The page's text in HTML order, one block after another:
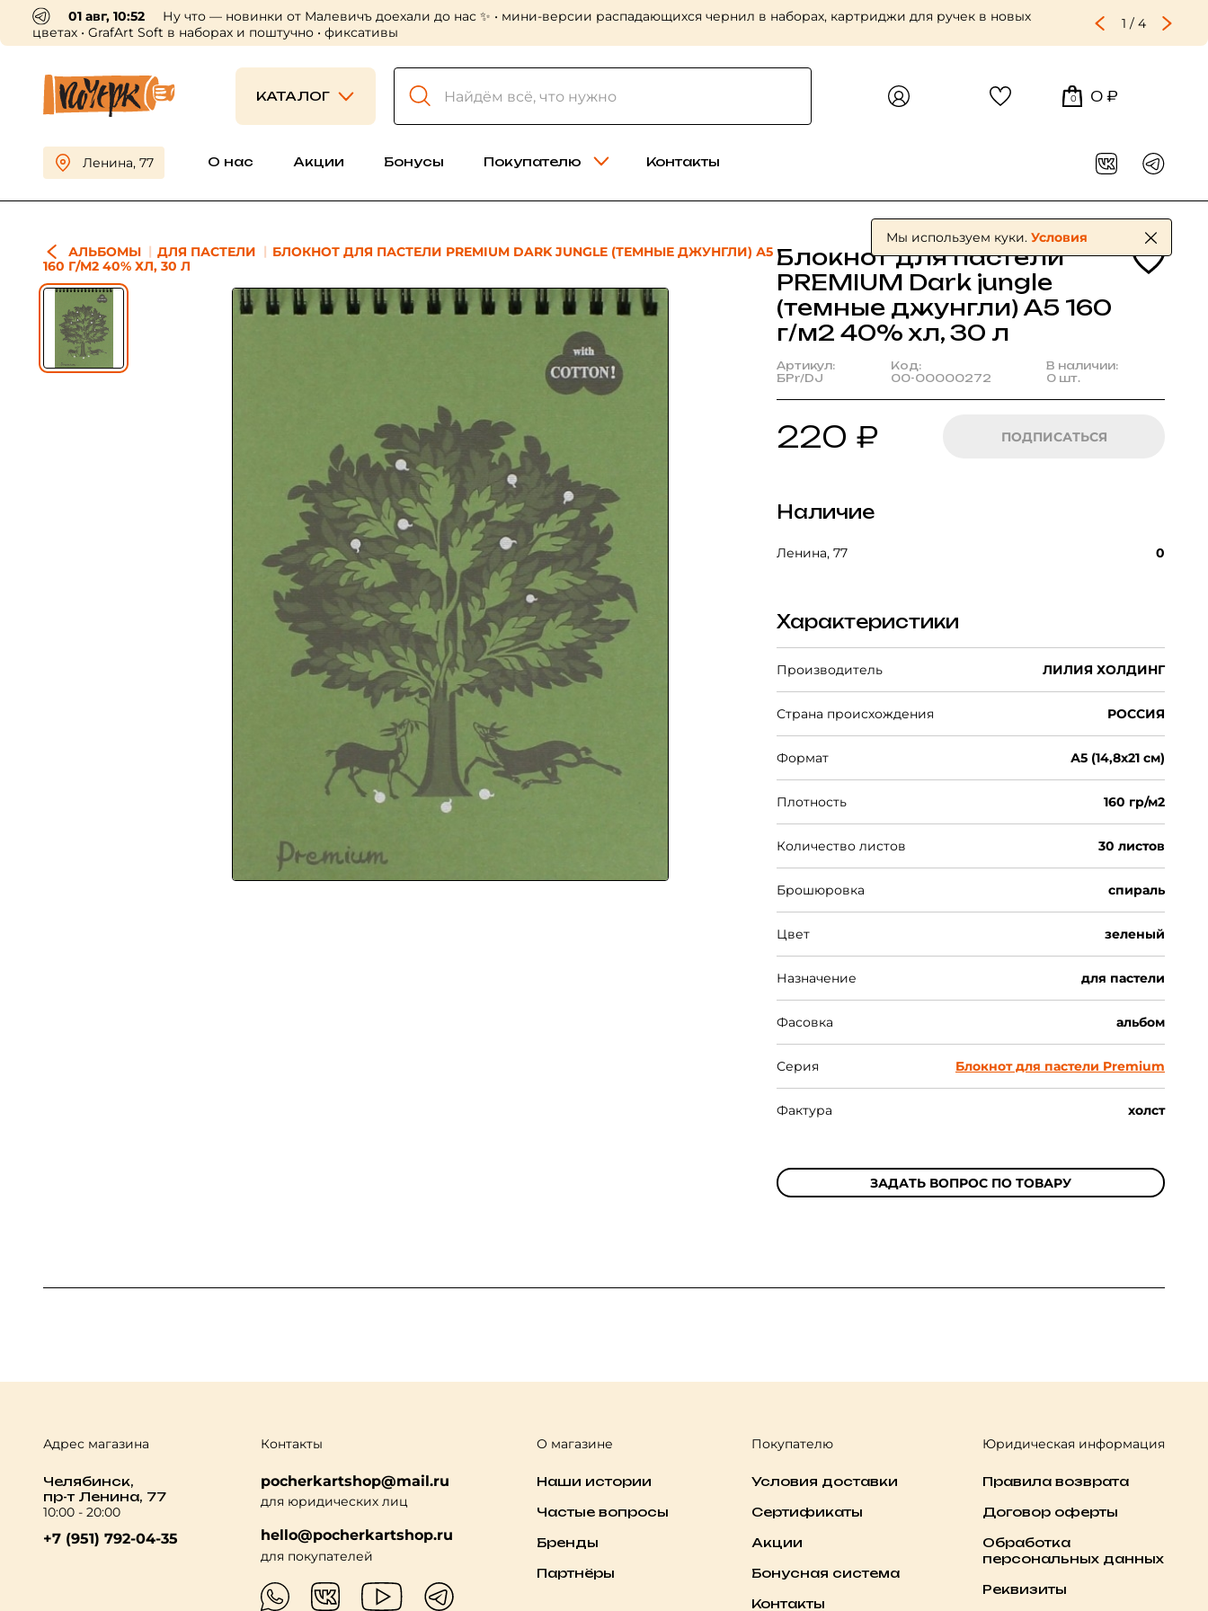
01 авг, 10:52
Ну что — новинки от Малевичъ доехали до нас ✨ • мини-версии распадающихся чернил в наборах, картриджи для ручек в новых
цветах • GrafArt Soft в наборах и поштучно • фиксативы
1 / 4
КАТАЛОГ 0 0 ₽
Ленина, 77 О нас Акции Бонусы Покупателю Контакты
АЛЬБОМЫ ДЛЯ ПАСТЕЛИ
БЛОКНОТ ДЛЯ ПАСТЕЛИ PREMIUM DARK JUNGLE (ТЕМНЫЕ ДЖУНГЛИ) А5
160 Г/М2 40% ХЛ, 30 Л
Блокнот для пастели
PREMIUM Dark jungle
(темные джунгли) А5 160
г/м2 40% хл, 30 л
Артикул:
БPr/DJ
Код:
00-00000272
В наличии:
0 шт.
220 ₽ ПОДПИСАТЬСЯ
Наличие
Ленина, 77 0
Характеристики
Производитель ЛИЛИЯ ХОЛДИНГ
Страна происхождения РОССИЯ
Формат А5 (14,8х21 см)
Плотность 160 гр/м2
Количество листов 30 листов
Брошюровка спираль
Цвет зеленый
Назначение для пастели
Фасовка альбом
Серия Блокнот для пастели Premium
Фактура холст
ЗАДАТЬ ВОПРОС ПО ТОВАРУ
Адрес магазина
Челябинск,
пр-т Ленина, 77
10:00 - 20:00
+7 (951) 792-04-35
Контакты
pocherkartshop@mail.ru
для юридических лиц
hello@pocherkartshop.ru
для покупателей
О магазине
Наши истории
Частые вопросы
Бренды
Партнёры
Покупателю
Условия доставки
Сертификаты
Акции
Бонусная система
Контакты
Юридическая информация
Правила возврата
Договор оферты
Обработка
персональных данных
Реквизиты
Мы используем куки. Условия